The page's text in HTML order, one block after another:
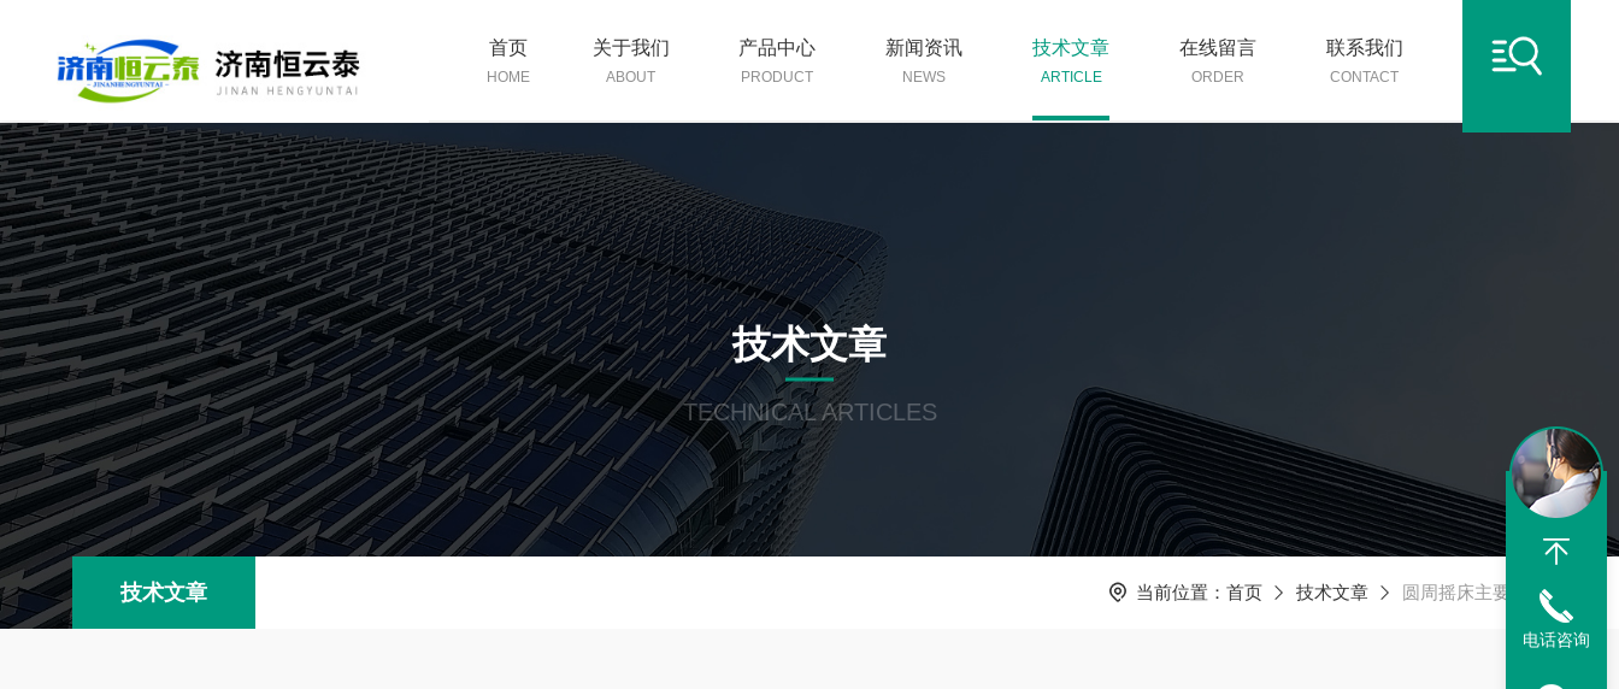
首页
HOME
关于我们
ABOUT
产品中心
PRODUCT
新闻资讯
NEWS
技术文章
ARTICLE
在线留言
ORDER
联系我们
CONTACT
技术文章
TECHNICAL ARTICLES
技术文章 当前位置： 首页 技术文章 ​圆周摇床主要作用
电话咨询